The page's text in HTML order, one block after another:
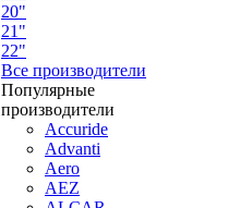
20"
21"
22"
Все производители
Популярные
производители
Accuride
Advanti
Aero
AEZ